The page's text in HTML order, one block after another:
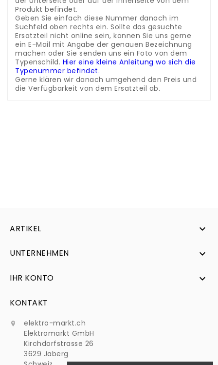
Produkt befindet.
Geben Sie einfach diese Nummer danach im
Suchfeld oben rechts ein. Sollte das gesuchte
Ersatzteil nicht online sein, können Sie uns gerne
ein E-Mail mit Angabe der genauen Bezeichnung
machen oder Sie senden uns ein Foto von dem
Typenschild. Hier eine kleine Anleitung wo sich die
Typenummer befindet.
Gerne klären wir danach umgehend den Preis und
die Verfügbarkeit von dem Ersatzteil ab.
ARTIKEL 
UNTERNEHMEN 
IHR KONTO 
KONTAKT

elektro-markt.ch
Elektromarkt GmbH
Kirchdorfstrasse 26
3629 Jaberg